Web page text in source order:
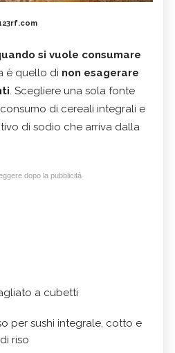
si vuole consumare
è quello di non esagerare
. Scegliere una sola fonte
di cereali integrali e
di sodio che arriva dalla
dopo la pubblicità
a cubetti
per sushi integrale, cotto e
riso